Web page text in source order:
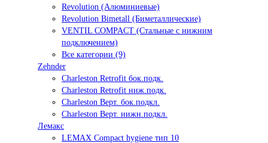
Revolution (Алюминиевые)
Revolution Bimetall (Биметаллические)
VENTIL COMPACT (Стальные с нижним
подключением)
Все категории (9)
Zehnder
Charleston Retrofit бок.подк.
Charleston Retrofit ниж.подк.
Charleston Верт. бок.подкл.
Charleston Верт. нижн.подкл.
Лемакс
LEMAX Compact hygiene тип 10